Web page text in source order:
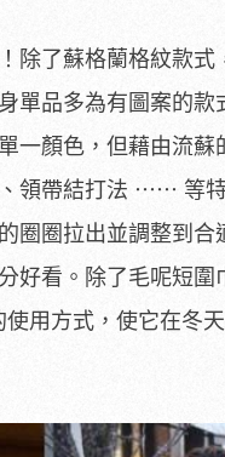
除了蘇格蘭格紋款式
單品多為有圖案的款
一顏色，但藉由流蘇
領帶結打法 ⋯⋯ 等特
圈圈拉出並調整到合
好看。除了毛呢短圍
用方式，使它在冬